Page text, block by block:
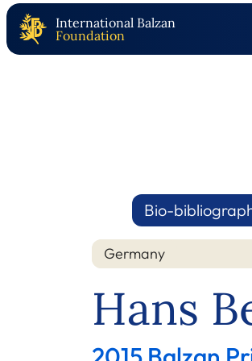
International Balzan
Foundation
Bio-
Germany
Hans